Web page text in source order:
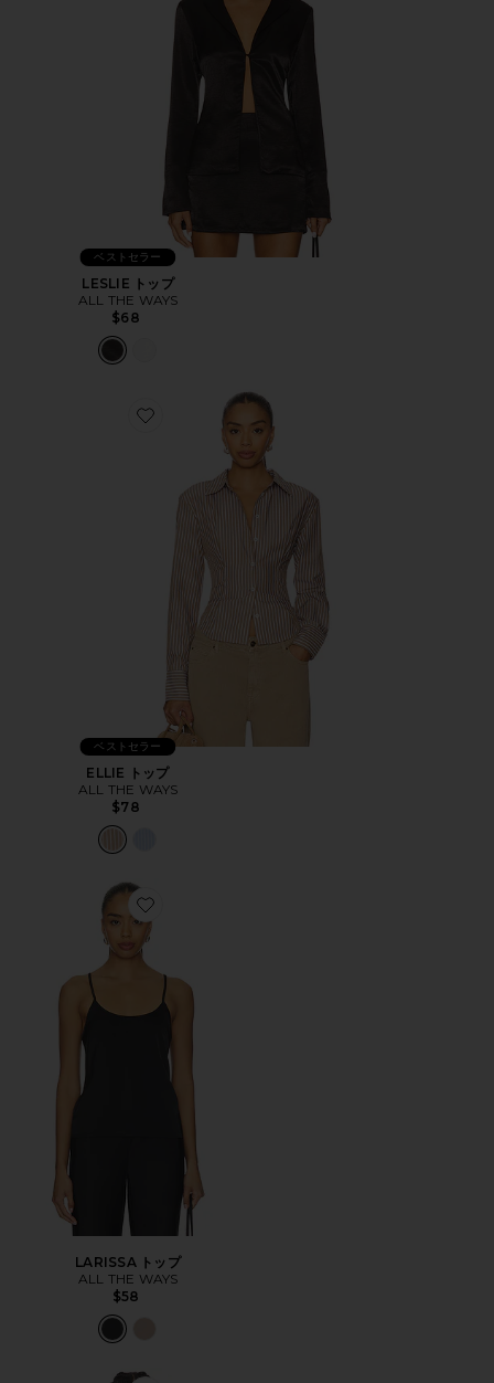
ベストセラー
LESLIE トップ
ALL THE WAYS
$68
Favorite ELLIE トップ
ベストセラー
ELLIE トップ
ALL THE WAYS
$78
Favorite LARISSA トップ
LARISSA トップ
ALL THE WAYS
$58